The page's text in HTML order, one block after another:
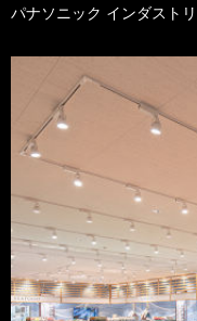
パナソニック インダスト